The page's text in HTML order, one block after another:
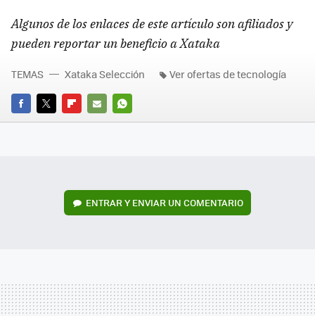
Algunos de los enlaces de este artículo son afiliados y
pueden reportar un beneficio a Xataka
FACEBOOK
TWITTERFLIPBOARD
E-
WHATSAPP
TEMAS Xataka Selección Ver ofertas de tecnología
ENTRAR Y ENVIAR UN COMENTARIO